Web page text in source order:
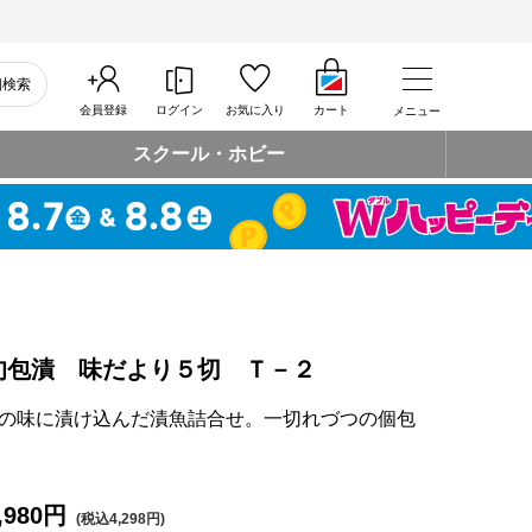
索
会員登録 ログイン お気に入り カート メニュー
スクール・ホビー
包漬 味だより５切 Ｔ－２
味に漬け込んだ漬魚詰合せ。一切れづつの個包
円 (税込4,298円)